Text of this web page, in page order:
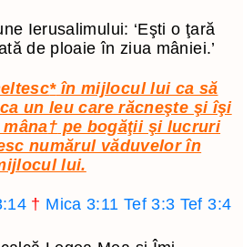
Ierusalimului: ‘Eşti o ţară
de ploaie în ziua mâniei.’
*în mijlocul lui ca să
un leu care răcneşte şi îşi
† pe bogăţii şi lucruri
numărul văduvelor în
lui.
† Mica 3:11 Tef 3:3 Tef 3:4